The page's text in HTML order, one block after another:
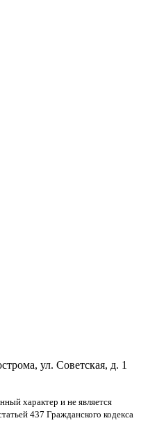
ул. Советская, д. 1
характер и не является
437 Гражданского кодекса